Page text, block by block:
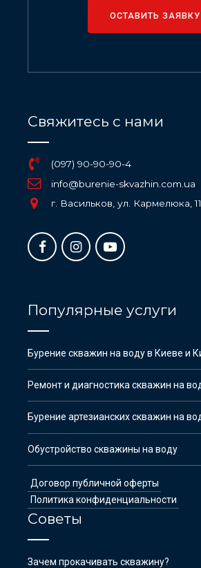
ОСТАВИТЬ ЗАЯВКУ
Свяжитесь с нами
(097) 90-90-90-4
info@burenie-skvazhin.com.ua
г. Васильков, ул. Кармелюка,
Популярные услуги
Бурение скважин на воду в Киеве и
Ремонт и диагностика скважин на
Бурение артезианских скважин на
Обустройство скважины на воду
Договор публичной оферты
Политика конфиденциальности
Советы
Зачем прокачивать скважину?